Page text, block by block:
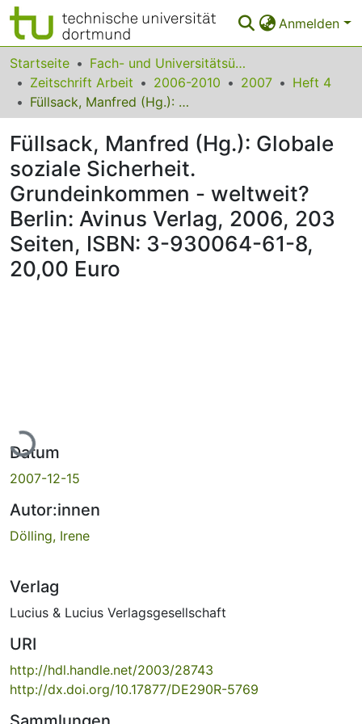
Anmelden
Bereiche & Sammlungen
Das gesamte Repositorium
Leitlinien
Zurück zur Startseite
Startseite
Fach- und Universitätsübergreifendes
Zeitschrift Arbeit
2006-2010 2007
Heft 4
Füllsack, Manfred (Hg.): Globale soziale Sicherheit. Grundeinkommen - weltweit? Berlin: Avinus Verlag, 2006, 203 Seiten, ISBN: 3-930064-61-8, 20,00 Euro
Füllsack, Manfred (Hg.): Globale
soziale Sicherheit.
Grundeinkommen - weltweit?
Berlin: Avinus Verlag, 2006, 203
Seiten, ISBN: 3-930064-61-8,
20,00 Euro
Lade...
Datum
2007-12-15
Autor:innen
Dölling, Irene
Verlag
Lucius & Lucius Verlagsgesellschaft
URI
http://hdl.handle.net/2003/28743
http://dx.doi.org/10.17877/DE290R-5769